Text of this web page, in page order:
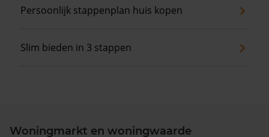
Persoonlijk stappenplan huis kopen
Slim bieden in 3 stappen
Woningmarkt en woningwaarde